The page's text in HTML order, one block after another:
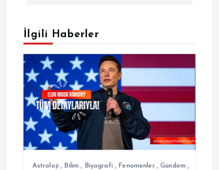
g
e
z
n
m
İlgili Haberler
Astroloji , Bilim , Biyografi , Fenomenler,Gündem ,